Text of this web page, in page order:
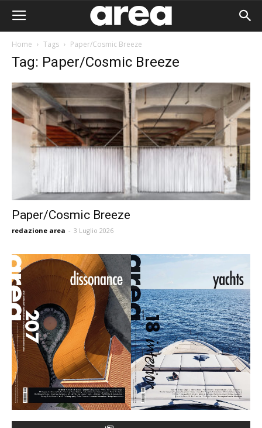
Home Tags Paper/Cosmic Breeze
Tag: Paper/Cosmic Breeze
Paper/Cosmic Breeze
redazione area - 3 Luglio 2026